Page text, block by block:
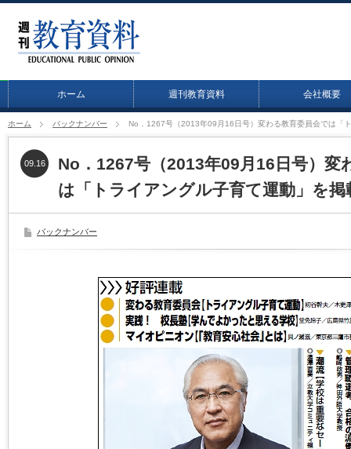
ホーム 週刊教育資料 会社概要
ホーム バックナンバー No．1267号（2013年09月16日号）変わる教育委員会では「
No．1267号（2013年09月16日号）変
は「トライアングル子育て運動」を掲
09.16
バックナンバー